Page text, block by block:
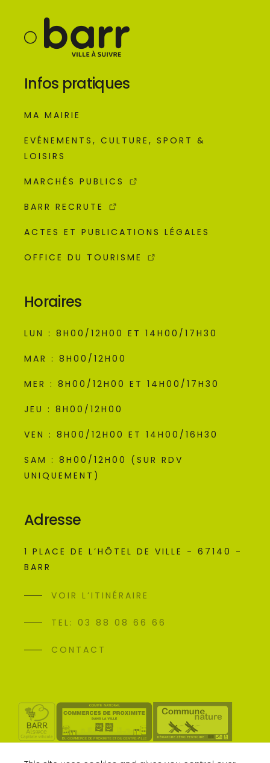
Infos pratiques
MA MAIRIE
EVÉNEMENTS, CULTURE, SPORT &
LOISIRS
MARCHÉS PUBLICS
BARR RECRUTE
ACTES ET PUBLICATIONS LÉGALES
OFFICE DU TOURISME
Horaires
LUN : 8H00/12H00 ET 14H00/17H30
MAR : 8H00/12H00
MER : 8H00/12H00 ET 14H00/17H30
JEU : 8H00/12H00
VEN : 8H00/12H00 ET 14H00/16H30
SAM : 8H00/12H00 (SUR RDV
UNIQUEMENT)
Adresse
1 PLACE DE L’HÔTEL DE VILLE - 67140 -
BARR
VOIR L’ITINÉRAIRE
TEL: 03 88 08 66 66
CONTACT